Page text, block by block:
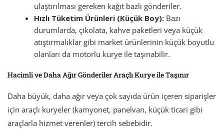
ulaştırılması gereken kağıt bazlı gönderiler.
Hızlı Tüketim Ürünleri (Küçük Boy): Bazı
durumlarda, çikolata, kahve paketleri veya küçük
atıştırmalıklar gibi market ürünlerinin küçük boyutlu
olanları da motorlu kurye ile taşınabilir.
Hacimli ve Daha Ağır Gönderiler Araçlı Kurye ile Taşınır
Daha büyük, daha ağır veya çok sayıda ürün içeren siparişler
için araçlı kuryeler (kamyonet, panelvan, küçük ticari gibi
araçlarla hizmet verenler) tercih sebebidir.